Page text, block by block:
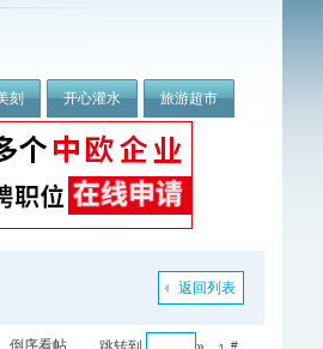
刻 开心灌水 旅游超市
返回列表
#
倒序看帖